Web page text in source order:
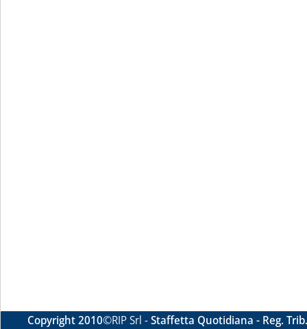
Copyright 2010©RIP Srl -Staffetta Quotidiana - Reg.